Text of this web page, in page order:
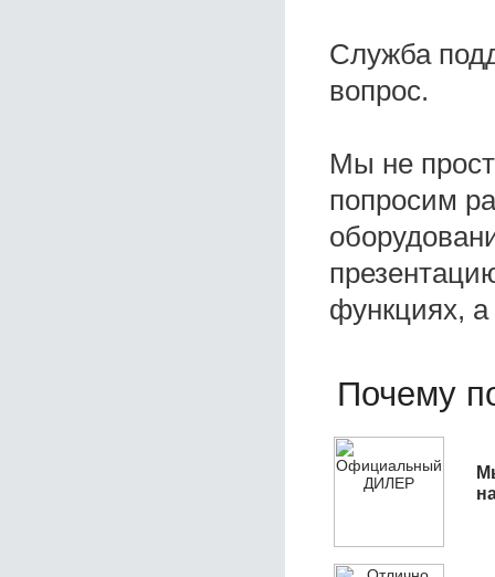
Служба
вопрос.
Мы не
попросим
функциях,
Почему